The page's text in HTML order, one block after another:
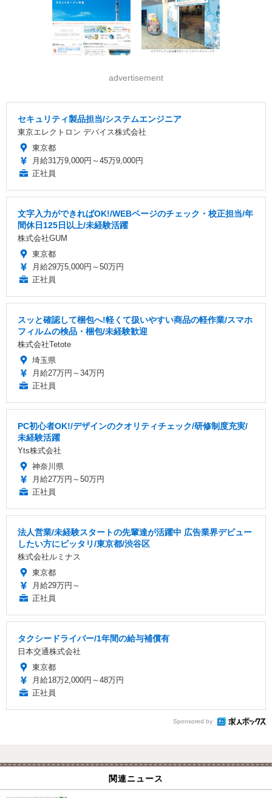
advertisement
セキュリティ製品担当/システムエンジニア
東京エレクトロン デバイス株式会社
東京都
月給31万9,000円～45万9,000円
正社員
文字入力ができればOK!/WEBページのチェック・校正担当/年
間休日125日以上/未経験活躍
株式会社GUM
東京都
月給29万5,000円～50万円
正社員
スッと確認して梱包へ!軽くて扱いやすい商品の軽作業/スマホ
フィルムの検品・梱包/未経験歓迎
株式会社Tetote
埼玉県
月給27万円～34万円
正社員
PC初心者OK!/デザインのクオリティチェック/研修制度充実/
未経験活躍
Yts株式会社
神奈川県
月給27万円～50万円
正社員
法人営業/未経験スタートの先輩達が活躍中 広告業界デビュー
したい方にピッタリ/東京都/渋谷区
株式会社ルミナス
東京都
月給29万円～
正社員
タクシードライバー/1年間の給与補償有
日本交通株式会社
東京都
月給18万2,000円～48万円
正社員
Sponsored by
関連ニュース